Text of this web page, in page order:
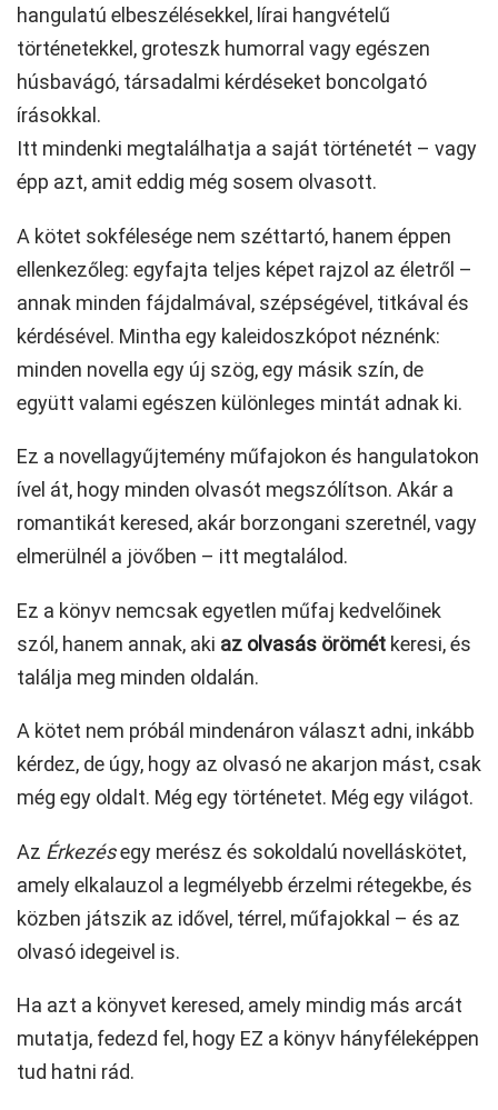
hangulatú elbeszélésekkel, lírai hangvételű
történetekkel, groteszk humorral vagy egészen
húsbavágó, társadalmi kérdéseket boncolgató
írásokkal.
Itt mindenki megtalálhatja a saját történetét – vagy
épp azt, amit eddig még sosem olvasott.
A kötet sokfélesége nem széttartó, hanem éppen
ellenkezőleg: egyfajta teljes képet rajzol az életről –
annak minden fájdalmával, szépségével, titkával és
kérdésével. Mintha egy kaleidoszkópot néznénk:
minden novella egy új szög, egy másik szín, de
együtt valami egészen különleges mintát adnak ki.
Ez a novellagyűjtemény műfajokon és hangulatokon
ível át, hogy minden olvasót megszólítson. Akár a
romantikát keresed, akár borzongani szeretnél, vagy
elmerülnél a jövőben – itt megtalálod.
Ez a könyv nemcsak egyetlen műfaj kedvelőinek
szól, hanem annak, aki az olvasás örömét keresi, és
találja meg minden oldalán.
A kötet nem próbál mindenáron választ adni, inkább
kérdez, de úgy, hogy az olvasó ne akarjon mást, csak
még egy oldalt. Még egy történetet. Még egy világot.
Az Érkezésegy merész és sokoldalú novelláskötet,
amely elkalauzol a legmélyebb érzelmi rétegekbe, és
közben játszik az idővel, térrel, műfajokkal – és az
olvasó idegeivel is.
Ha azt a könyvet keresed, amely mindig más arcát
mutatja, fedezd fel, hogy EZ a könyv hányféleképpen
tud hatni rád.